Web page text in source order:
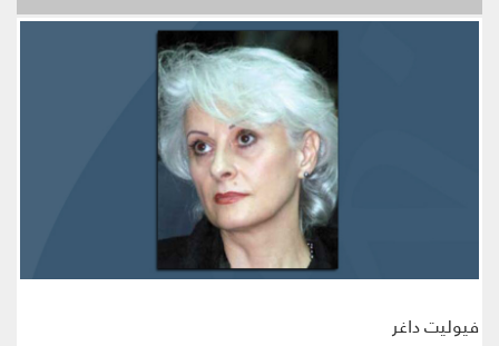
فيوليت داغر